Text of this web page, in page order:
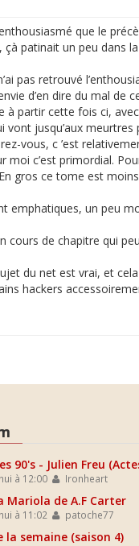
que le
çà patinait un peu
pas retrouvé
d’en dire du mal de
partir cette fois ci,
jusqu’aux
vous, c ’est
moi c’est primordial.
gros ce tome est
un peu
de chapitre qui
du net est vrai, et
hackers
90's - Julien Freu
à 12:00 Ironheart
Mariola de A.F Carter
à 11:02 patoche77
la semaine (saison 4)